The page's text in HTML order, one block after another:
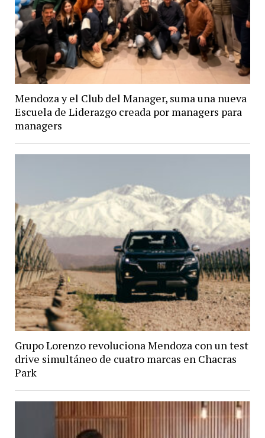
Mendoza y el Club del Manager, suma una nueva
Escuela de Liderazgo creada por managers para
managers
Grupo Lorenzo revoluciona Mendoza con un test
drive simultáneo de cuatro marcas en Chacras
Park